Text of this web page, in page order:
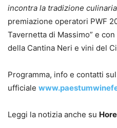
incontra la tradizione
premiazione operatori PWF
Tavernetta di Massimo” e
della Cantina Neri e vini del
Programma, info e contatti
ufficiale
Leggi la notizia anche su